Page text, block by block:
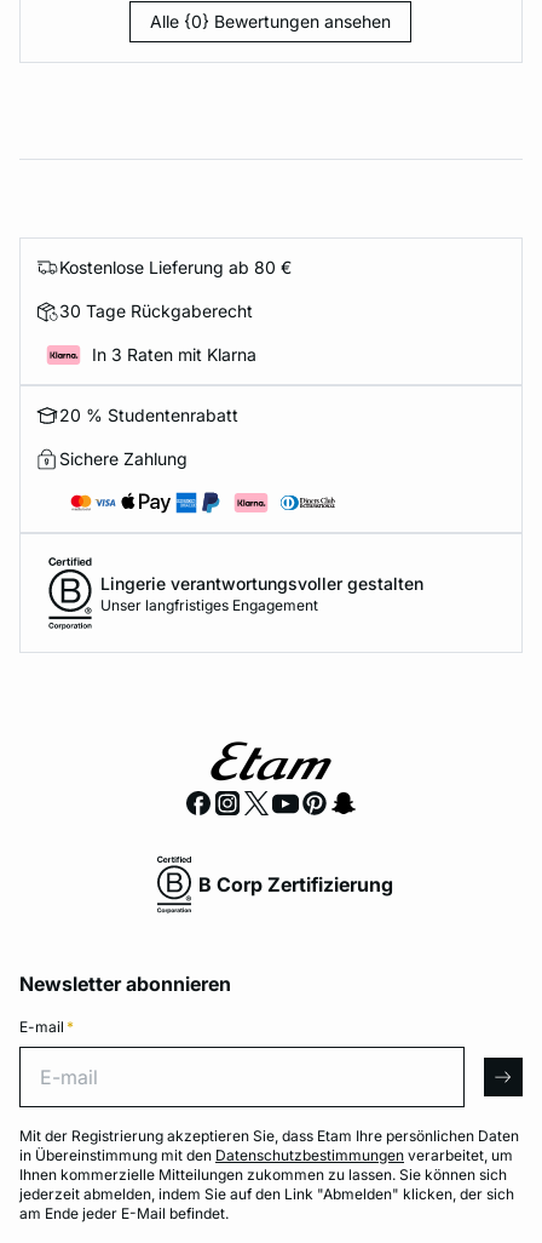
Alle {0} Bewertungen ansehen
Kostenlose Lieferung ab 80 €
30 Tage Rückgaberecht
In 3 Raten mit Klarna
20 % Studentenrabatt
Sichere Zahlung
Lingerie verantwortungsvoller gestalten
Unser langfristiges Engagement
B Corp Zertifizierung
Newsletter abonnieren
E-mail *
Mit der Registrierung akzeptieren Sie, dass Etam Ihre persönlichen Daten
in Übereinstimmung mit den Datenschutzbestimmungen verarbeitet, um
Ihnen kommerzielle Mitteilungen zukommen zu lassen. Sie können sich
jederzeit abmelden, indem Sie auf den Link "Abmelden" klicken, der sich
am Ende jeder E-Mail befindet.